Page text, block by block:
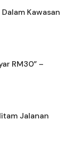
Kawasan
RM30” –
Jalanan